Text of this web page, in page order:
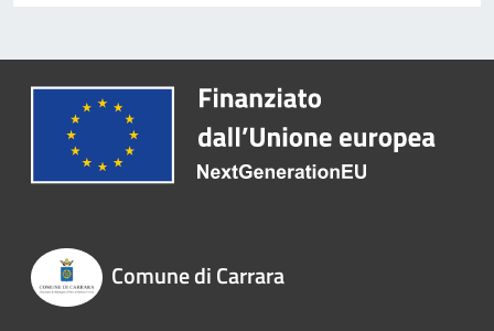
Comune di Carrara